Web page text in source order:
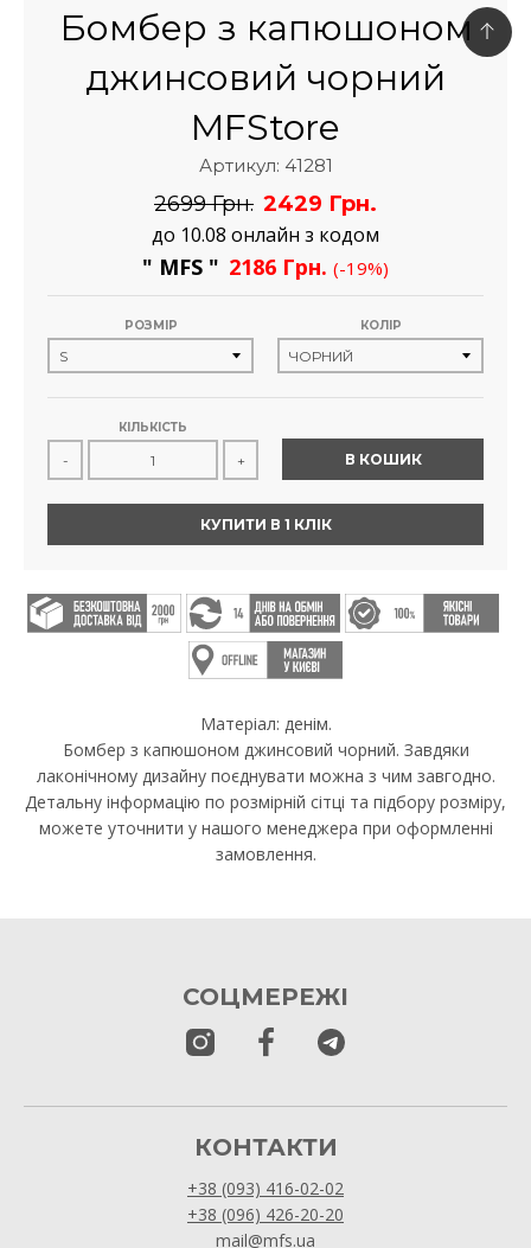
Бомбер з капюшоном
джинсовий чорний
MFStore
Артикул: 41281
2699 Грн. 2429 Грн.
до 10.08 онлайн з кодом
" MFS " 2186 Грн. (-19%)
РОЗМІР КОЛІР
КІЛЬКІСТЬ
- + В КОШИК
КУПИТИ В 1 КЛІК
Матеріал: денім.
Бомбер з капюшоном джинсовий чорний. Завдяки
лаконічному дизайну поєднувати можна з чим завгодно.
Детальну інформацію по розмірній сітці та підбору розміру,
можете уточнити у нашого менеджера при оформленні
замовлення.
СОЦМЕРЕЖІ
КОНТАКТИ
+38 (093) 416-02-02
+38 (096) 426-20-20
mail@mfs.ua